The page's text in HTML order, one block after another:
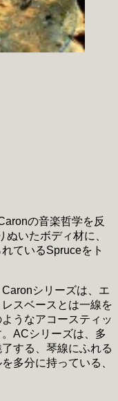
の音楽哲学を反
いたボディ材に、
ているSpruceをト
シリーズは、エ
スベースとは一線を
うなアコースティッ
ACシリーズは、多
する、琴線にふれる
多分に持っている、